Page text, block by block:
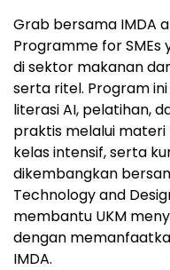
Grab bersama IMDA
Programme for SMEs
di sektor makanan
serta ritel. Program
literasi AI, pelatihan,
praktis melalui
kelas intensif, serta
dikembangkan
Technology and
membantu UKM
dengan
IMDA.